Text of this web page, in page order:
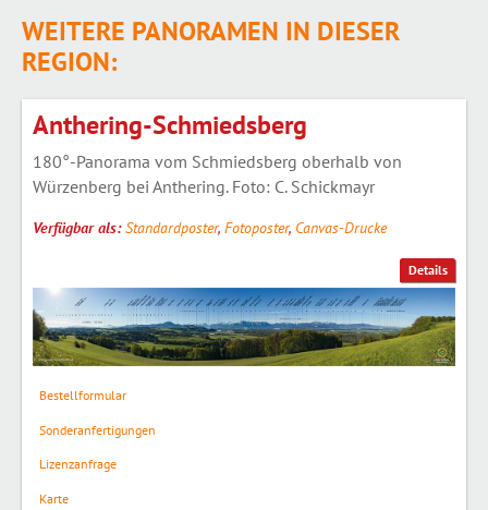
WEITERE PANORAMEN IN DIESER
REGION:
Details
Anthering-Schmiedsberg
180°-Panorama vom Schmiedsberg oberhalb von
Würzenberg bei Anthering. Foto: C. Schickmayr
Verfügbar als:Standardposter, Fotoposter, Canvas-Drucke
Bestellformular
Sonderanfertigungen
Lizenzanfrage
Karte